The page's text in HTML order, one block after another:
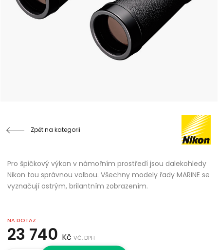
Zpět na kategorii
Pro špičkový výkon v námořním prostředí jsou dalekohledy
Nikon tou správnou volbou. Všechny modely řady MARINE se
vyznačují ostrým, brilantním zobrazením.
NA DOTAZ
23 740 Kč VČ. DPH